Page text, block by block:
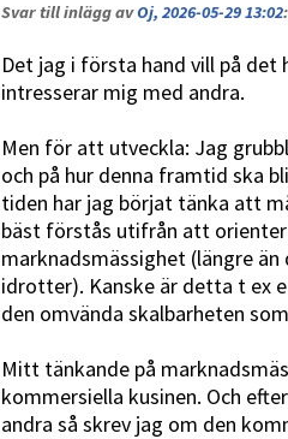
Svar till inlägg avOj, 2026-05-29 13:02:
Det jag i första hand vill på
intresserar mig med andra.
Men för att utveckla: Jag
och på hur denna framtid ska
tiden har jag börjat tänka att
bäst förstås utifrån att
marknadsmässighet (längre
idrotter). Kanske är detta t ex
den omvända skalbarheten
Mitt tänkande på
kommersiella kusinen. Och
andra så skrev jag om den